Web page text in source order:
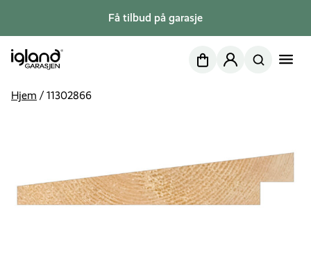
Få tilbud på garasje
NettbutikkMin side
Hjem /11302866